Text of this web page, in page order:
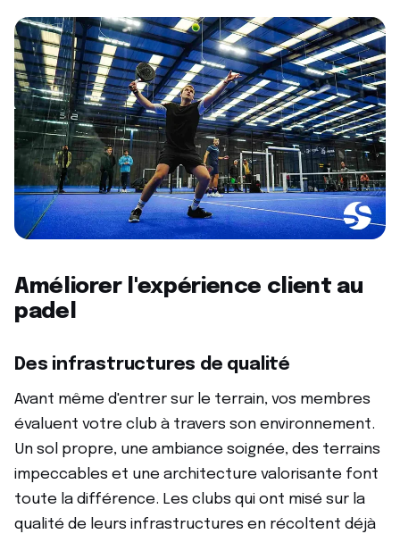
Améliorer l'expérience client au
padel
Des infrastructures de qualité
Avant même d'entrer sur le terrain, vos membres
évaluent votre club à travers son environnement.
Un sol propre, une ambiance soignée, des terrains
impeccables et une architecture valorisante font
toute la différence. Les clubs qui ont misé sur la
qualité de leurs infrastructures en récoltent déjà